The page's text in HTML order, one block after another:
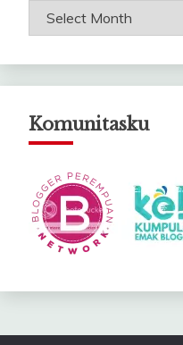
Arsip
Catatanku
Komunitasku